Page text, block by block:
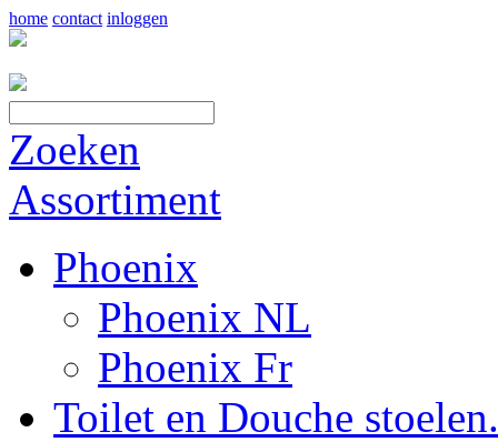
home contact inloggen
Zoeken
Assortiment
Phoenix
Phoenix NL
Phoenix Fr
Toilet en Douche